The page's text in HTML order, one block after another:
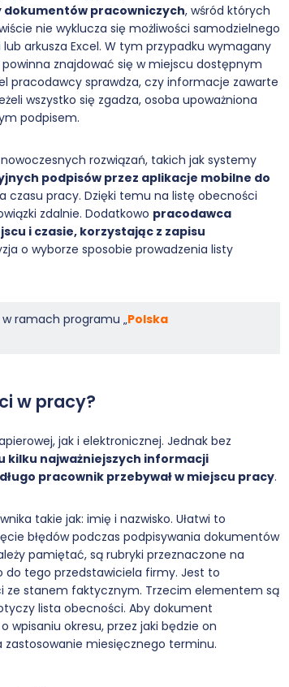
dokumentów pracowniczych, wśród których
nie wyklucza się możliwości samodzielnego
arkusza Excel. W tym przypadku wymagany
znajdować się w miejscu dostępnym
pracodawcy sprawdza, czy informacje zawarte
wszystko się zgadza, osoba upoważniona
podpisem.
rozwiązań, takich jak systemy
podpisów przez aplikacje mobilne do
czasu pracy. Dzięki temu na listę obecności
zdalnie. Dodatkowo pracodawca
i czasie, korzystając z zapisu
o wyborze sposobie prowadzenia listy
w ramach programu „Polska
w pracy?
jak i elektronicznej. Jednak bez
kilku najważniejszych informacji
pracownik przebywał w miejscu pracy.
takie jak: imię i nazwisko. Ułatwi to
błędów podczas podpisywania dokumentów
pamiętać, są rubryki przeznaczone na
do tego przedstawiciela firmy. Jest to
ze stanem faktycznym. Trzecim elementem są
lista obecności. Aby dokument
wpisaniu okresu, przez jaki będzie on
zastosowanie miesięcznego terminu.